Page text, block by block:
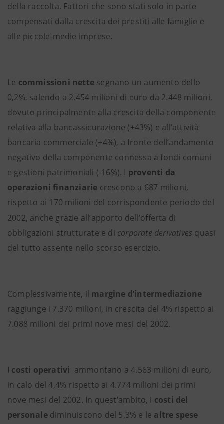
della raccolta. Fattori che sono stati solo in parte
compensati dalla crescita dei prestiti alle famiglie e
alle piccole-medie imprese.
Le commissioni nette segnano un aumento dello
0,2%, salendo a 2.454 milioni di euro da 2.448 milioni,
dovuto principalmente alla crescita della componente
relativa alla bancassicurazione (+43%) e all’attività
bancaria commerciale (+4%), a fronte dell’andamento
negativo della componente connessa a fondi comuni
e gestioni patrimoniali (-16%). I proventi da
operazioni finanziarie crescono a 687 milioni,
rispetto ai 170 milioni del corrispondente periodo del
2002, anche grazie all’apporto dell’offerta di
obbligazioni strutturate e di corporate derivatives quasi
del tutto assente nello scorso esercizio.
Complessivamente, il margine d’intermediazione
raggiunge i 7.370 milioni, in crescita del 4% rispetto ai
7.088 milioni dei primi nove mesi del 2002.
I costi operativi ammontano a 4.563 milioni di euro,
in calo del 4,4% rispetto ai 4.774 milioni dei primi
nove mesi del 2002. In quest’ambito, i costi del
personalediminuiscono del 5,3% e le altre spese